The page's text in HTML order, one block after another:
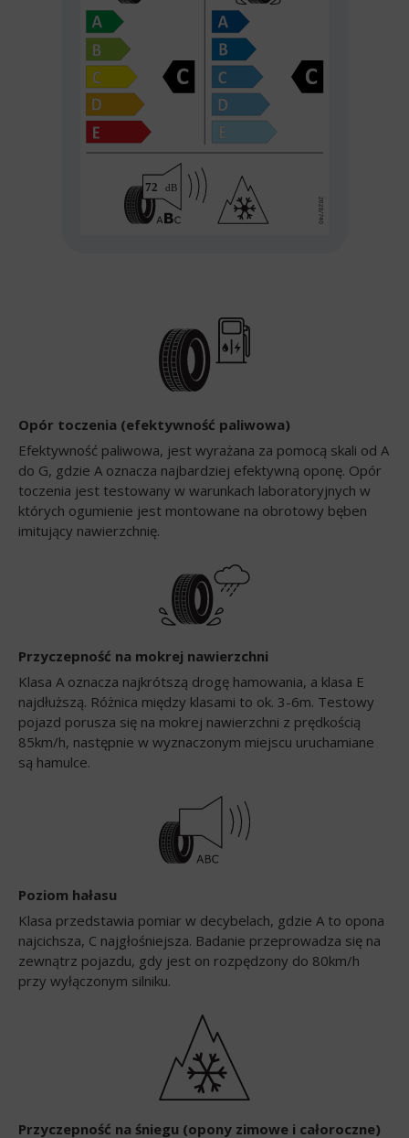
Opór toczenia (efektywność paliwowa)
Efektywność paliwowa, jest wyrażana za pomocą skali od A
do G, gdzie A oznacza najbardziej efektywną oponę. Opór
toczenia jest testowany w warunkach laboratoryjnych w
których ogumienie jest montowane na obrotowy bęben
imitujący nawierzchnię.
Przyczepność na mokrej nawierzchni
Klasa A oznacza najkrótszą drogę hamowania, a klasa E
najdłuższą. Różnica między klasami to ok. 3-6m. Testowy
pojazd porusza się na mokrej nawierzchni z prędkością
85km/h, następnie w wyznaczonym miejscu uruchamiane
są hamulce.
Poziom hałasu
Klasa przedstawia pomiar w decybelach, gdzie A to opona
najcichsza, C najgłośniejsza. Badanie przeprowadza się na
zewnątrz pojazdu, gdy jest on rozpędzony do 80km/h
przy wyłączonym silniku.
Przyczepność na śniegu (opony zimowe i całoroczne)